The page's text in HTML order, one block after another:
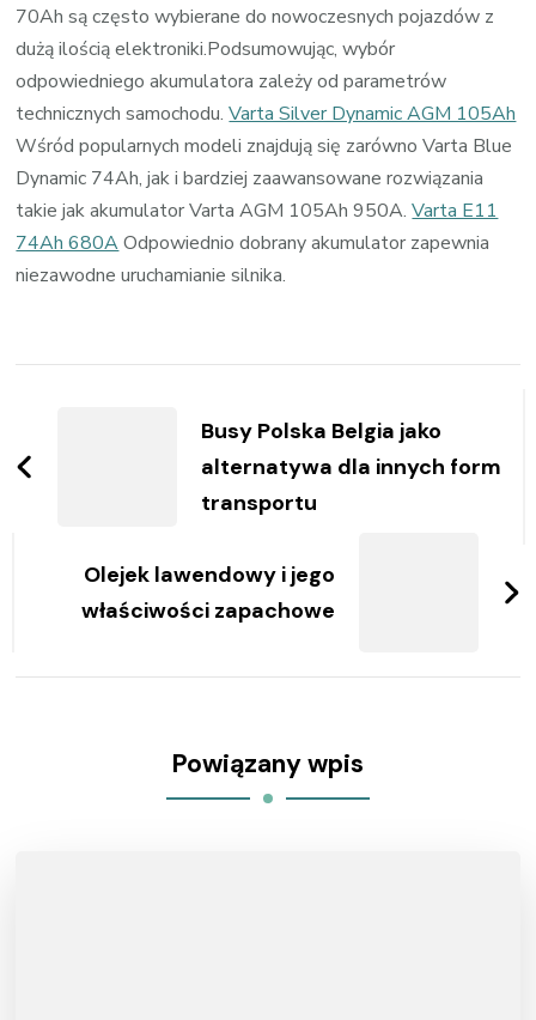
70Ah są często wybierane do nowoczesnych pojazdów z
dużą ilością elektroniki.Podsumowując, wybór
odpowiedniego akumulatora zależy od parametrów
technicznych samochodu.Varta Silver Dynamic AGM 105Ah
Wśród popularnych modeli znajdują się zarówno Varta Blue
Dynamic 74Ah, jak i bardziej zaawansowane rozwiązania
takie jak akumulator Varta AGM 105Ah 950A.Varta E11
74Ah 680AOdpowiednio dobrany akumulator zapewnia
niezawodne uruchamianie silnika.
Busy Polska Belgia jako
alternatywa dla innych form
transportu
Olejek lawendowy i jego
właściwości zapachowe
Powiązany wpis